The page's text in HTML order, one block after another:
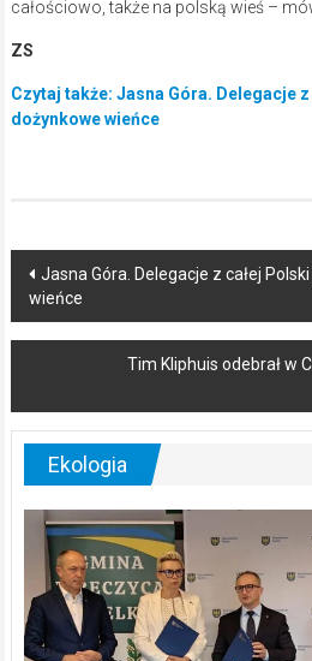
całościowo, także na polską wieś –
ZS
Czytaj także: Jasna Góra. Delegacje
dożynkowe wieńce
Post
navigation
Jasna Góra. Delegacje z całej
wieńce
Tim Kliphuis odebrał w
Ekologia